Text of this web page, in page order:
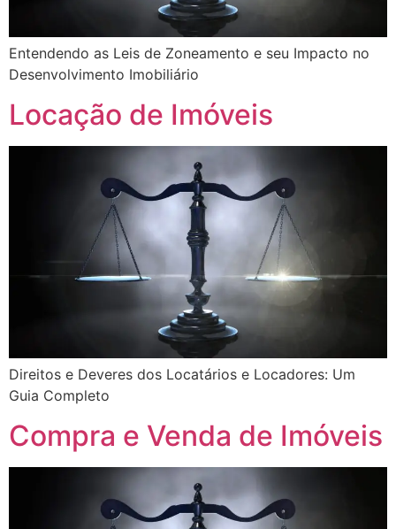
Entendendo as Leis de Zoneamento e seu Impacto no
Desenvolvimento Imobiliário
Locação de Imóveis
Direitos e Deveres dos Locatários e Locadores: Um
Guia Completo
Compra e Venda de Imóveis